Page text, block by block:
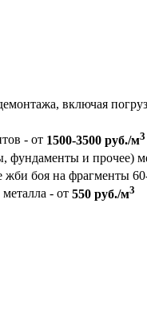
включая
- от 1500-3500 руб./м3
фундаменты и прочее)
боя на фрагменты
- от 550 руб./м3